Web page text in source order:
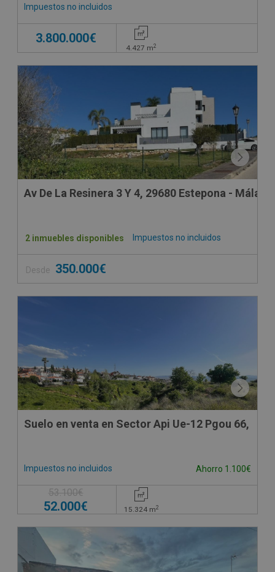
Impuestos no incluidos
3.800.000€
4.427 m2
Av De La Resinera 3 Y 4, 29680 Estepona - Málaga
Impuestos no incluidos
2 inmuebles disponibles
Desde 350.000€
Suelo en venta en Sector Api Ue-12 Pgou 66,
Impuestos no incluidos Ahorro 1.100€
53.100€
52.000€ 15.324 m2